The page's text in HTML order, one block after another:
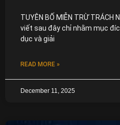
TUYÊN BỐ MIỄN TRỪ TRÁCH
viết sau đây chỉ nhằm mục
dục và giải
READ MORE »
December 11, 2025